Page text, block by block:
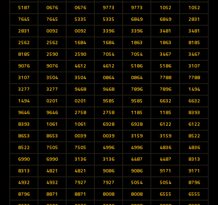
5187
0676 0676 9773 9773 1052
1052
7645
7645 5335 5335 6849 6849
2831
2831
0092 0092 3396 3396 3481
3481
2562
2562 1684 1684 1863 1863
8185
8185
2590 2590 7054 7054 3467
3467
9076
9076 4612 4612 5186 5186
3107
3107
3504 3504 0864 0864 7788
7788
3277
3277 9468 9468 7896 7896
1494
1494
0201 0201 9585 9585 6632
6632
9646
9646 2758 2758 1185 1185
8393
8393
1061 1061 6928 6928 6122
6122
8653
8653 0039 0039 3159 3159
8522
8522
7505 7505 4996 4996 4836
4836
6990
6990 3136 3136 4487 4487
8313
8313
4821 4821 9086 9086 9171
9171
4932
4932 7927 7927 5054 5054
8796
8796
8871 8871 8008 8008 6555
6555